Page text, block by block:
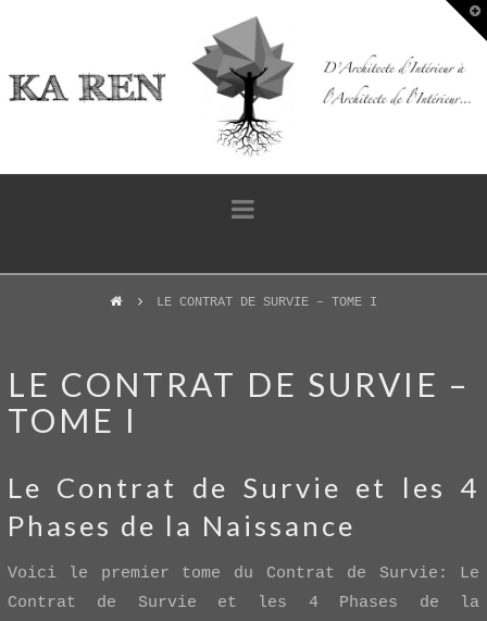
Navigation
LE CONTRAT DE SURVIE – TOME I
LE CONTRAT DE SURVIE –
TOME I
Le Contrat de Survie et les 4
Phases de la Naissance
Voici le premier tome du Contrat de Survie: Le
Contrat de Survie et les 4 Phases de la